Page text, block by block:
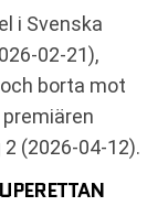
i Svenska
02-21),
borta mot
(2026-04-12).